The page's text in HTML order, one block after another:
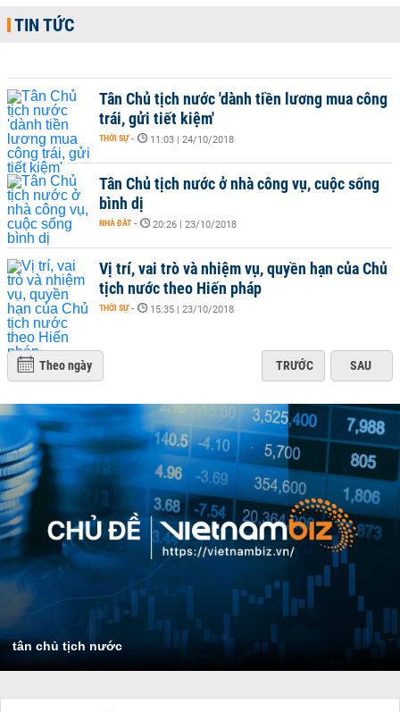
TIN TỨC
Tân Chủ tịch nước 'dành tiền lương mua công
trái, gửi tiết kiệm'
THỜI SỰ - 11:03 | 24/10/2018
Tân Chủ tịch nước ở nhà công vụ, cuộc sống
bình dị
NHÀ ĐẤT - 20:26 | 23/10/2018
Vị trí, vai trò và nhiệm vụ, quyền hạn của Chủ
tịch nước theo Hiến pháp
THỜI SỰ - 15:35 | 23/10/2018
Theo ngày TRƯỚC SAU
tân chủ tịch nước